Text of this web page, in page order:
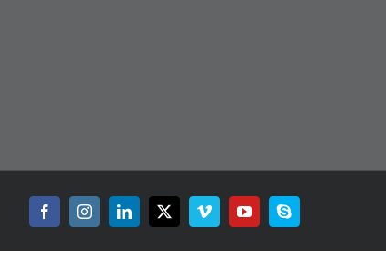
FacebookInstagramLinkedIn
X VimeoYouTubeSkype